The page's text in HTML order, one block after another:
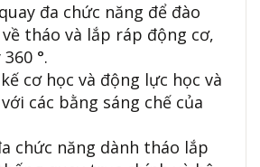
đa chức năng để đào
tháo và lắp ráp động cơ,
°.
cơ học và động lực học và
các bằng sáng chế của
chức năng dành tháo lắp